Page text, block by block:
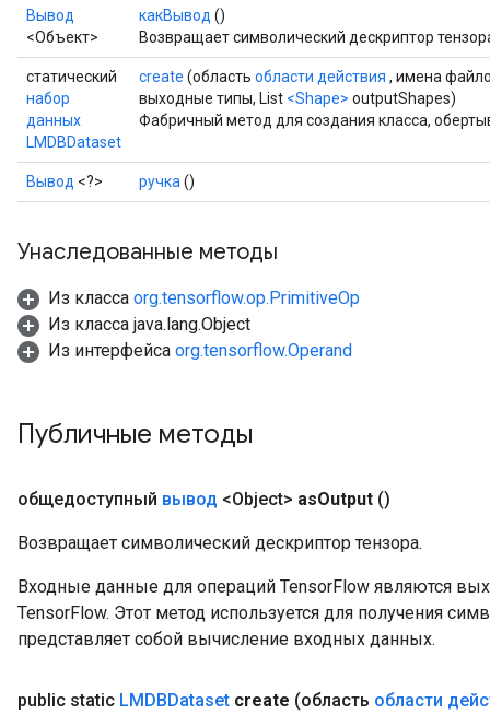
Вывод
<Объект>
какВывод ()
Возвращает символический дескриптор
статический
набор
данных
LMDBDataset
create (область области действия , имена
выходные типы, List <Shape> outputShapes)
Фабричный метод для создания класса,
Вывод <?> ручка ()
Унаследованные методы
Из класса org.tensorflow.op.PrimitiveOp
Из класса java.lang.Object
Из интерфейса org.tensorflow.Operand
Публичные методы
общедоступный вывод <Object> asOutput ()
Возвращает символический дескриптор тензора.
Входные данные для операций TensorFlow являются
TensorFlow. Этот метод используется для получения
представляет собой вычисление входных данных.
public static LMDBDataset create (область области